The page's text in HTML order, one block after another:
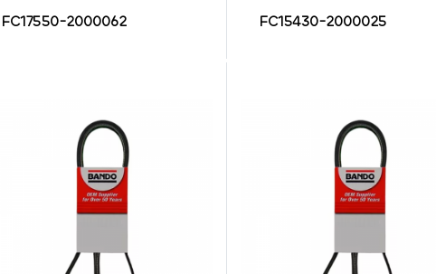
FC17550-2000062 FC15430-2000025